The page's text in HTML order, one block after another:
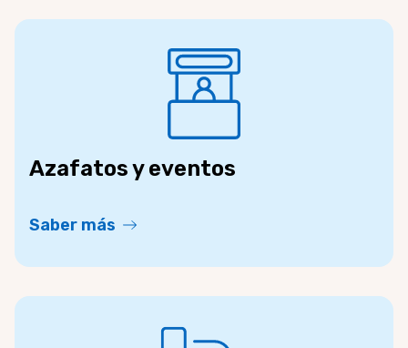
Azafatos y eventos
Saber más